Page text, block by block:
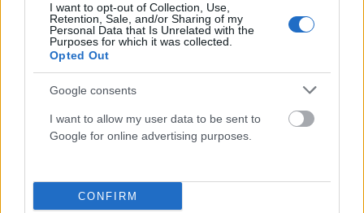
I want to opt-out of Collection, Use,
Retention, Sale, and/or Sharing of my
Personal Data that Is Unrelated with the
Purposes for which it was collected.
Opted Out
Google consents
I want to allow my user data to be sent to
Google for online advertising purposes.
CONFIRM